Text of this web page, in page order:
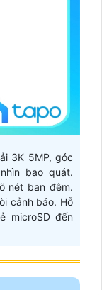
3K 5MP, góc
bao quát.
nét ban đêm.
cảnh báo. Hỗ
microSD đến